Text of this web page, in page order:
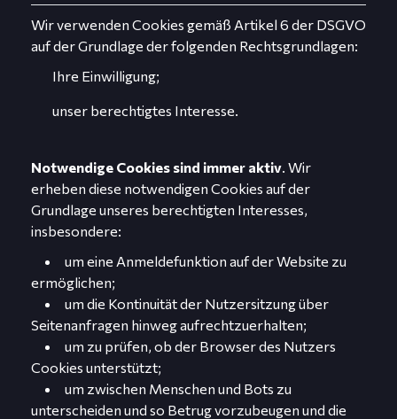
Wir verwenden Cookies gemäß Artikel 6 der DSGVO
auf der Grundlage der folgenden Rechtsgrundlagen:
Ihre Einwilligung;
unser berechtigtes Interesse.
Notwendige Cookies sind immer aktiv. Wir
erheben diese notwendigen Cookies auf der
Grundlage unseres berechtigten Interesses,
insbesondere:
um eine Anmeldefunktion auf der Website zu
ermöglichen;
um die Kontinuität der Nutzersitzung über
Seitenanfragen hinweg aufrechtzuerhalten;
um zu prüfen, ob der Browser des Nutzers
Cookies unterstützt;
um zwischen Menschen und Bots zu
unterscheiden und so Betrug vorzubeugen und die